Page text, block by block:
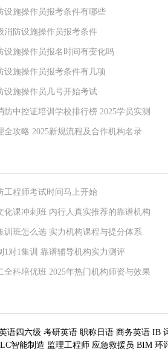
设施操作员报考条件有哪些
消防设施操作员报考条件
设施操作员报名时间有变化吗
设施操作员报考条件有几项
设施操作员几号开始考试
防中控证培训学校排行榜 2025学员实测
全攻略 2025新规流程及合作机构名录
工程师考试时间马上开始
化课冲刺班 内行人真实推荐的靠谱机构
训班怎么选 实力机构课程与提分体系
1对1集训 靠谱辅导机构实力测评
全科培优班 2025年热门机构师资与效果
语四六级 考研英语 职称日语 商务英语 IB
智能制造 监理工程师 应急救援员 BIM 环